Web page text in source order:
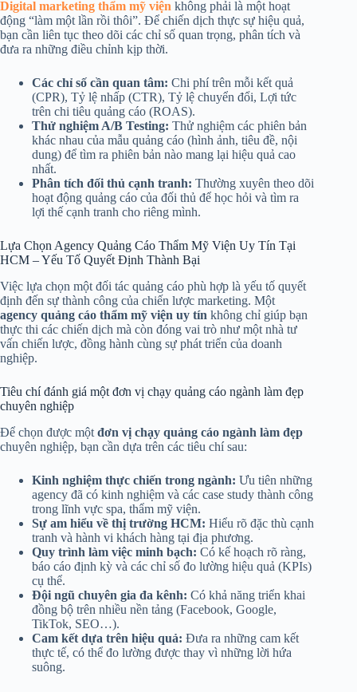
Digital marketing thẩm mỹ viện không phải là một hoạt
động “làm một lần rồi thôi”. Để chiến dịch thực sự hiệu quả,
bạn cần liên tục theo dõi các chỉ số quan trọng, phân tích và
đưa ra những điều chỉnh kịp thời.
Các chỉ số cần quan tâm: Chi phí trên mỗi kết quả
(CPR), Tỷ lệ nhấp (CTR), Tỷ lệ chuyển đổi, Lợi tức
trên chi tiêu quảng cáo (ROAS).
Thử nghiệm A/B Testing: Thử nghiệm các phiên bản
khác nhau của mẫu quảng cáo (hình ảnh, tiêu đề, nội
dung) để tìm ra phiên bản nào mang lại hiệu quả cao
nhất.
Phân tích đối thủ cạnh tranh: Thường xuyên theo dõi
hoạt động quảng cáo của đối thủ để học hỏi và tìm ra
lợi thế cạnh tranh cho riêng mình.
Lựa Chọn Agency Quảng Cáo Thẩm Mỹ Viện Uy Tín Tại
HCM – Yếu Tố Quyết Định Thành Bại
Việc lựa chọn một đối tác quảng cáo phù hợp là yếu tố quyết
định đến sự thành công của chiến lược marketing. Một
agency quảng cáo thẩm mỹ viện uy tín không chỉ giúp bạn
thực thi các chiến dịch mà còn đóng vai trò như một nhà tư
vấn chiến lược, đồng hành cùng sự phát triển của doanh
nghiệp.
Tiêu chí đánh giá một đơn vị chạy quảng cáo ngành làm đẹp
chuyên nghiệp
Để chọn được một đơn vị chạy quảng cáo ngành làm đẹp
chuyên nghiệp, bạn cần dựa trên các tiêu chí sau:
Kinh nghiệm thực chiến trong ngành: Ưu tiên những
agency đã có kinh nghiệm và các case study thành công
trong lĩnh vực spa, thẩm mỹ viện.
Sự am hiểu về thị trường HCM: Hiểu rõ đặc thù cạnh
tranh và hành vi khách hàng tại địa phương.
Quy trình làm việc minh bạch: Có kế hoạch rõ ràng,
báo cáo định kỳ và các chỉ số đo lường hiệu quả (KPIs)
cụ thể.
Đội ngũ chuyên gia đa kênh: Có khả năng triển khai
đồng bộ trên nhiều nền tảng (Facebook, Google,
TikTok, SEO…).
Cam kết dựa trên hiệu quả: Đưa ra những cam kết
thực tế, có thể đo lường được thay vì những lời hứa
suông.